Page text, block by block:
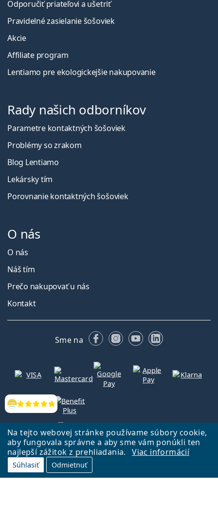
Na tejto webovej stránke používame súbory cookie,
aby fungovala správne a aby sme vám ponúkli ten
najlepší zážitok z prehliadania.
Viac informácií
Súhlasiť Odmietnuť
Hodnotenia
Odporučiť priateľovi a ušetriť
Pravidelné zasielanie šošoviek
Akcie
Affiliate program
Lentiamo pre ekologickejšie nakupovanie
Rady našich odborníkov
Parametre kontaktných šošoviek
Problémy so zrakom
Blog Lentiamo
Lekársky tím
Porovnanie kontaktných šošoviek
O nás
O nás
Náš tím
Prečo nakupovať u nás
Kontakt
Sme na FacebookuInstagrame
YouTubeLinkedIn
Späť na Úvodnu stránku